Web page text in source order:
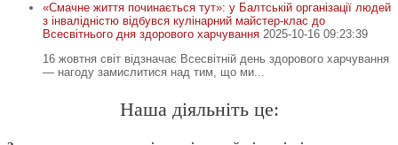
«Смачне життя починається тут»: у Балтській організації людей
з інвалідністю відбувся кулінарний майстер-клас до
Всесвітнього дня здорового харчування 2025-10-16 09:23:39
16 жовтня світ відзначає Всесвітній день здорового харчування
— нагоду замислитися над тим, що ми...
Наша діяльніть це: